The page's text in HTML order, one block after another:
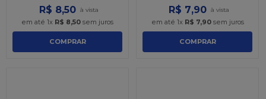
R$ 8,50
em até 1x R$ 8,50 sem juros
COMPRAR
R$ 7,90
em até 1x R$ 7,90sem juros
COMPRAR